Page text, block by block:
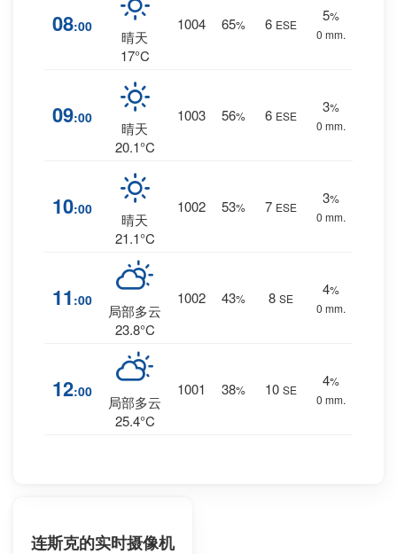
08:00
晴天
17°C
1004 65% 6 ESE
5%
0 mm.
09:00
晴天
20.1°C
1003 56% 6 ESE
3%
0 mm.
10:00
晴天
21.1°C
1002 53% 7 ESE
3%
0 mm.
11 :00
局部多云
23.8°C
1002 43% 8 SE
4%
0 mm.
12:00
局部多云
25.4°C
1001 38% 10 SE
4%
0 mm.
连斯克的实时摄像机